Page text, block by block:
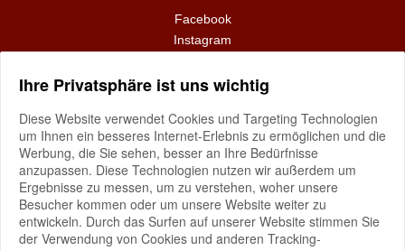
Facebook
Instagram
Technischer Support
pro-bit werbeagentur e.K.
volker bialluch
elmendorfer damm 11,
26160 bad zwischenahn
büro oldenburg
im technologiepark 4, 26129 oldenburg
Ihre Privatsphäre ist uns wichtig
Diese Website verwendet Cookies und Targeting Technologien
um Ihnen ein besseres Internet-Erlebnis zu ermöglichen und die
Werbung, die Sie sehen, besser an Ihre Bedürfnisse
anzupassen. Diese Technologien nutzen wir außerdem um
Ergebnisse zu messen, um zu verstehen, woher unsere
Besucher kommen oder um unsere Website weiter zu
entwickeln. Durch das Surfen auf unserer Website stimmen Sie
der Verwendung von Cookies und anderen Tracking-